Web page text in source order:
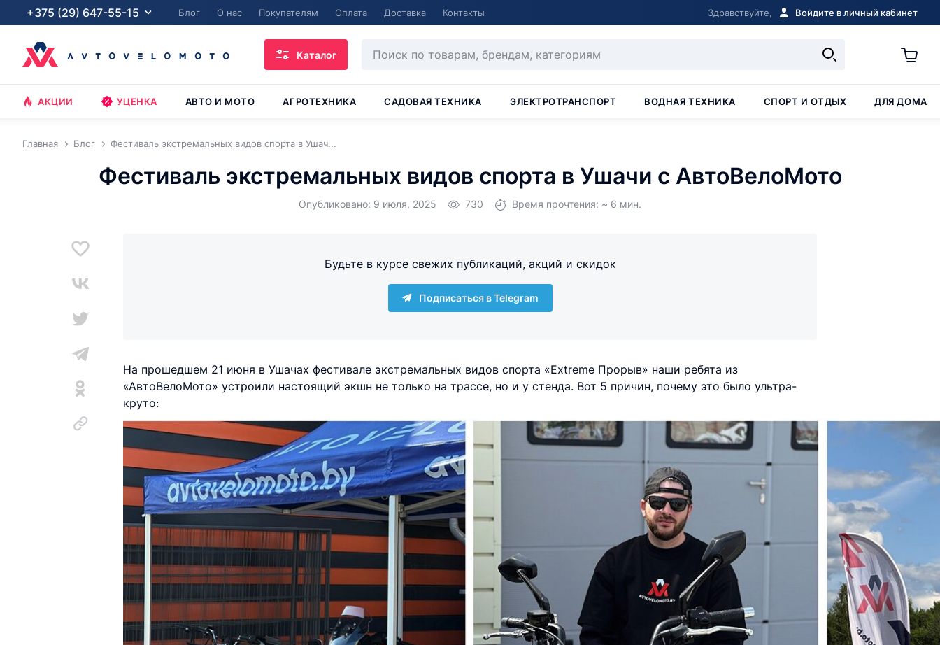
+375 (29) 647-55-15 Блог О нас Покупателям Оплата Доставка Контакты Здравствуйте, Войдите в личный кабинет
Каталог
АКЦИИ УЦЕНКА АВТО И МОТО АГРОТЕХНИКА САДОВАЯ ТЕХНИКА ЭЛЕКТРОТРАНСПОРТ ВОДНАЯ ТЕХНИКА СПОРТ И ОТДЫХ ДЛЯ ДОМА
Главная Блог Фестиваль экстремальных видов спорта в Ушач...
Фестиваль экстремальных видов спорта в Ушачи с АвтоВелоМото
Опубликовано: 9 июля, 2025 730 Время прочтения: ~ 6 мин.
Будьте в курсе свежих публикаций, акций и скидок
Подписаться в Telegram
На прошедшем 21 июня в Ушачах фестивале экстремальных видов спорта «Extreme Прорыв» наши ребята из
«АвтоВелоМото» устроили настоящий экшн не только на трассе, но и у стенда. Вот 5 причин, почему это было ультра-
круто: